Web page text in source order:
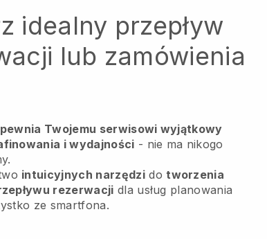
idealny przepływ
lub zamówienia
Twojemu serwisowi wyjątkowy
i wydajności - nie ma nikogo
intuicyjnych narzędzidotworzenia
rezerwacji dla usług planowania
ze smartfona.